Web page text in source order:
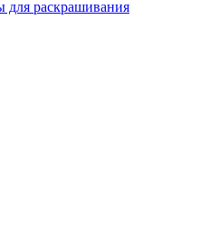
для раскрашивания